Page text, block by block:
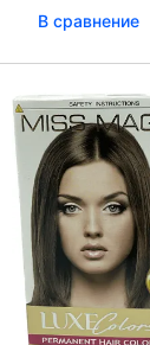
В сравнение